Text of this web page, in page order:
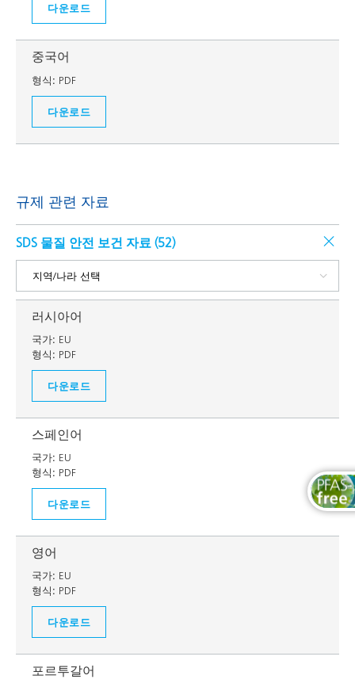
다운로드
중국어
형식: PDF
다운로드
규제 관련 자료
SDS 물질 안전 보건 자료 (52)
러시아어
국가: EU
형식: PDF
다운로드
스페인어
국가: EU
형식: PDF
다운로드
영어
국가: EU
형식: PDF
다운로드
포르투갈어